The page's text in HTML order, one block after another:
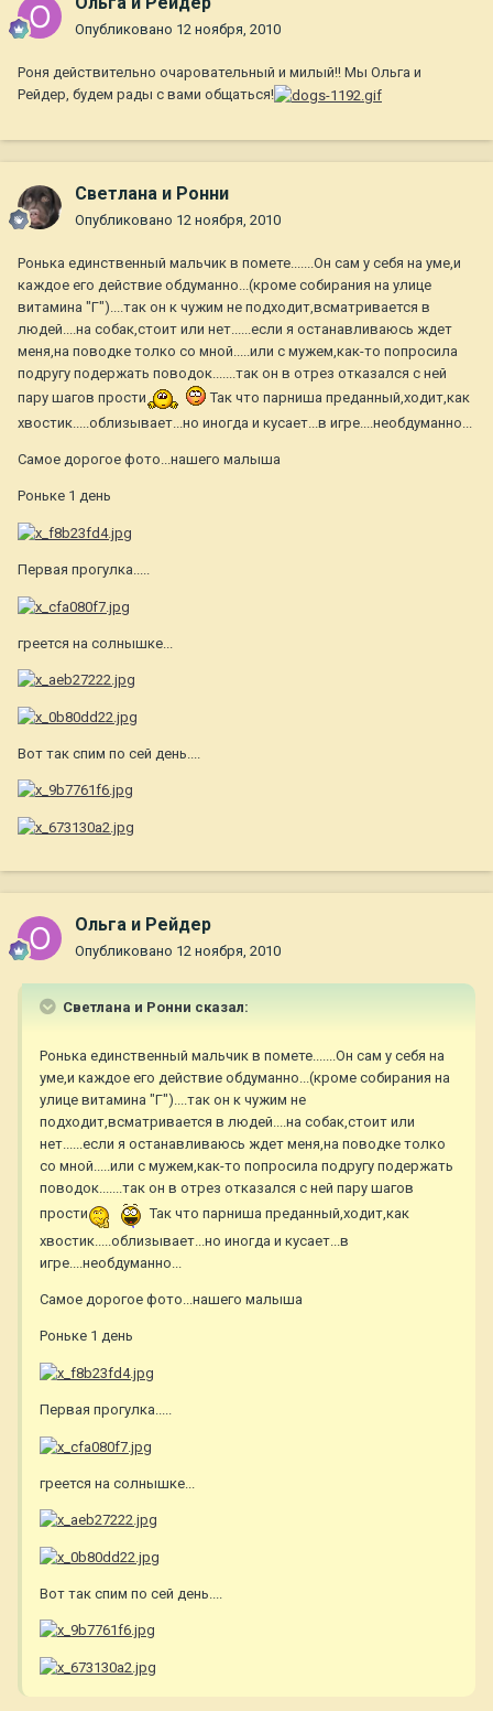
Опубликовано 12 ноября, 2010
Роня действительно очаровательный и милый!! Мы Ольга и
Рейдер, будем рады с вами общаться!
Светлана и Ронни
Опубликовано 12 ноября, 2010
Ронька единственный мальчик в помете.......Он сам у себя на уме,и
каждое его действие обдуманно...(кроме собирания на улице
витамина "Г")....так он к чужим не подходит,всматривается в
людей....на собак,стоит или нет......если я останавливаюсь ждет
меня,на поводке толко со мной.....или с мужем,как-то попросила
подругу подержать поводок.......так он в отрез отказался с ней
пару шагов прости
Так что парниша преданный,ходит,как
хвостик.....облизывает...но иногда и кусает...в игре....необдуманно...
Самое дорогое фото...нашего малыша
Роньке 1 день
Первая прогулка.....
греется на солнышке...
Вот так спим по сей день....
Ольга и Рейдер
Опубликовано 12 ноября, 2010
Светлана и Ронни сказал:
Ронька единственный мальчик в помете.......Он сам у себя на
уме,и каждое его действие обдуманно...(кроме собирания на
улице витамина "Г")....так он к чужим не
подходит,всматривается в людей....на собак,стоит или
нет......если я останавливаюсь ждет меня,на поводке толко
со мной.....или с мужем,как-то попросила подругу подержать
поводок.......так он в отрез отказался с ней пару шагов
прости
Так что парниша преданный,ходит,как
хвостик.....облизывает...но иногда и кусает...в
игре....необдуманно...
Самое дорогое фото...нашего малыша
Роньке 1 день
Первая прогулка.....
греется на солнышке...
Вот так спим по сей день....